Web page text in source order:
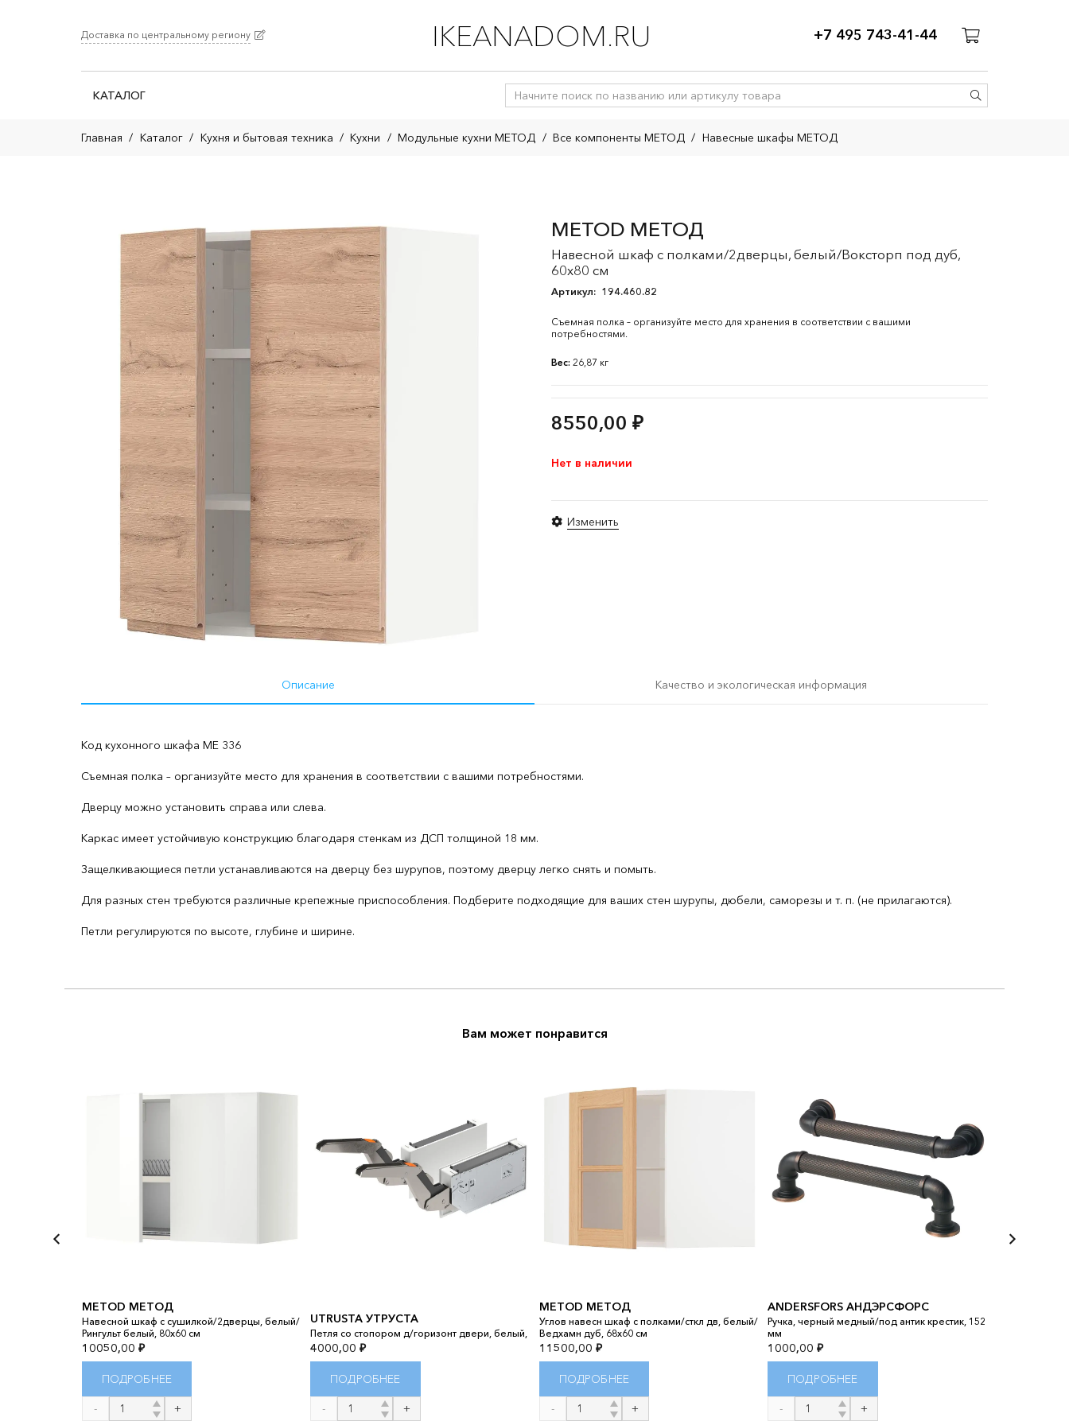
Доставка по центральному региону IKEANADOM.RU +7 495 743-41-44
КАТАЛОГ
Главная / Каталог / Кухня и бытовая техника / Кухни / Модульные кухни МЕТОД / Все компоненты МЕТОД / Навесные шкафы МЕТОД
METOD МЕТОД
Навесной шкаф с полками/2дверцы, белый/Воксторп под дуб,
60x80 см
Артикул: 194.460.82
Съемная полка – организуйте место для хранения в соответствии с вашими
потребностями.
Вес: 26,87 кг
8550,00 ₽
Нет в наличии
Изменить
Описание Качество и экологическая информация
Код кухонного шкафа ME 336
Съемная полка – организуйте место для хранения в соответствии с вашими потребностями.
Дверцу можно установить справа или слева.
Каркас имеет устойчивую конструкцию благодаря стенкам из ДСП толщиной 18 мм.
Защелкивающиеся петли устанавливаются на дверцу без шурупов, поэтому дверцу легко снять и помыть.
Для разных стен требуются различные крепежные приспособления. Подберите подходящие для ваших стен шурупы, дюбели, саморезы и т. п. (не прилагаются).
Петли регулируются по высоте, глубине и ширине.
Вам может понравится
METOD МЕТОД
Навесной шкаф с сушилкой/2дверцы, белый/
Рингульт белый, 80x60 см
10050,00 ₽
ПОДРОБНЕЕ
Количество
товара
UTRUSTA УТРУСТА
Петля со стопором д/горизонт двери, белый,
4000,00 ₽
ПОДРОБНЕЕ
Количество
товара
METOD МЕТОД
Углов навесн шкаф с полками/сткл дв, белый/
Ведхамн дуб, 68x60 см
11500,00 ₽
ПОДРОБНЕЕ
Количество
товара
ANDERSFORS АНДЭРСФОРС
Ручка, черный медный/под антик крестик, 152
мм
1000,00 ₽
ПОДРОБНЕЕ
Количество
товара